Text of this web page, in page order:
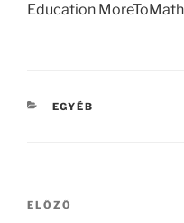
Education
KATEGÓRIÁK
EGYÉB
Bejegyzés
Korábbi
ELŐZŐ